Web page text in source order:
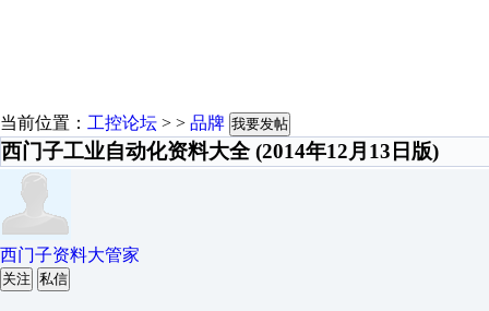
当前位置： 工控论坛 > > 品牌 我要发帖
西门子工业自动化资料大全 (2014年12月13日版)
西门子资料大管家
关注 私信